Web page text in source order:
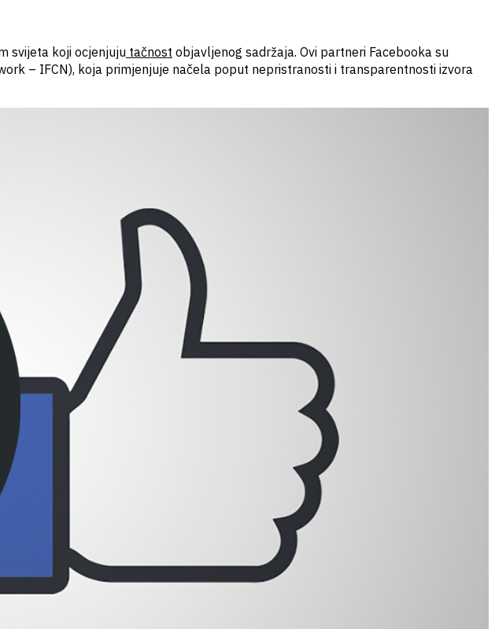
svijeta koji ocjenjuju tačnost objavljenog sadržaja. Ovi partneri Facebooka su
– IFCN), koja primjenjuje načela poput nepristranosti i transparentnosti izvora